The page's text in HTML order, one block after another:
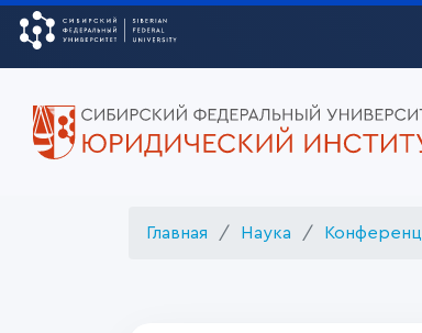
Главная Наука